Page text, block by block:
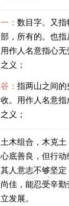
一：数目字。又
部，所有的。也指
用作人名意指心
之义；
谷：指两山之间
收。用作人名意
之义；
土木组合，木克
心底善良，但行动
其人意志不够坚
尚佳，能忍受辛
立发展。